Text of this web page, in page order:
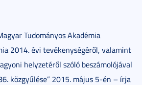
Tudományos Akadémia
2014. évi tevékenységéről, valamint
helyzetéről szóló beszámolójával
közgyűlése” 2015. május 5-én – írja